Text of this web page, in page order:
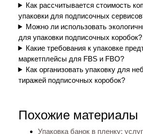
Как рассчитывается стоимость
упаковки для подписочных
Можно ли использовать
для упаковки подписочных коробок?
Какие требования к упаковке
маркетплейсы для FBS и FBO?
Как организовать упаковку для
тиражей подписочных коробок?
Похожие материалы
Упаковка банок в пленку: